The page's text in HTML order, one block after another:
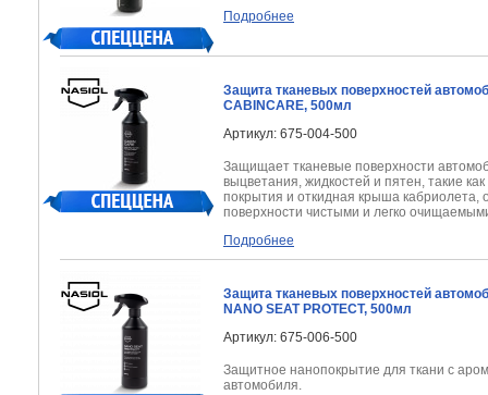
Подробнее
Защита тканевых поверхностей
CABINCARE, 500мл
Артикул: 675-004-500
Защищает тканевые поверхности
выцветания, жидкостей и пятен, такие как
покрытия и откидная крыша кабриолета,
поверхности чистыми и легко
Подробнее
Защита тканевых поверхностей
NANO SEAT PROTECT, 500мл
Артикул: 675-006-500
Защитное нанопокрытие для ткани с
автомобиля.